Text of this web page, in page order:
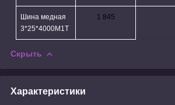
Шина медная
3*25*4000М1Т
1 845
Скрыть
Характеристики